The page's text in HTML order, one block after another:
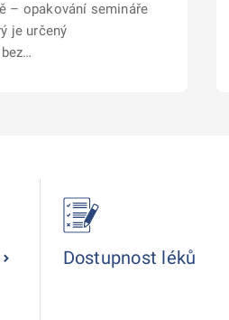
– opakování semináře
je určený
Dostupnost léků